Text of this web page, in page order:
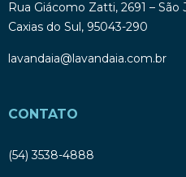
Rua Giácomo Zatti, 2691 – São
Caxias do Sul, 95043-290
lavandaia@lavandaia.com.br
CONTATO
(54) 3538-4888